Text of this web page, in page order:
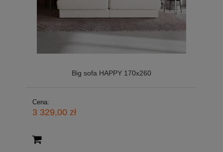
Big sofa HAPPY 170x260
Cena:
3 329,00 zł